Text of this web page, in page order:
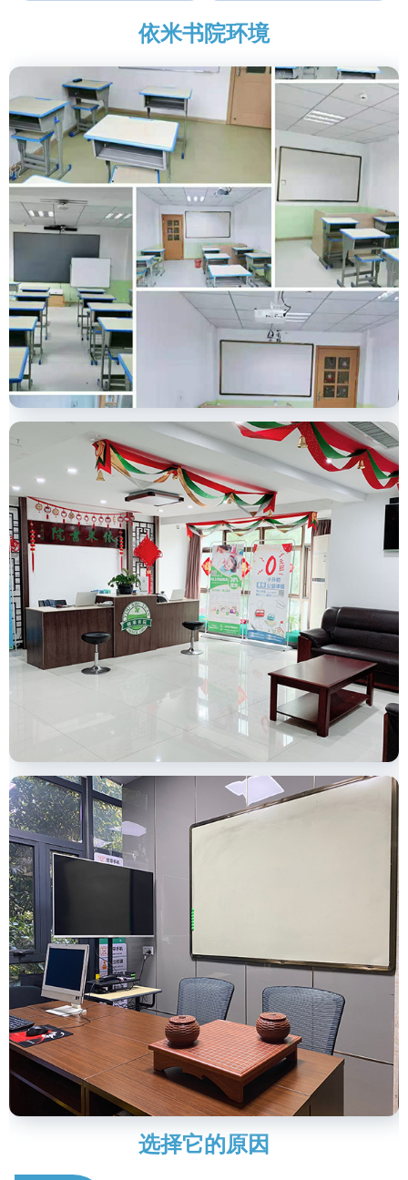
依米书院环境
选择它的原因